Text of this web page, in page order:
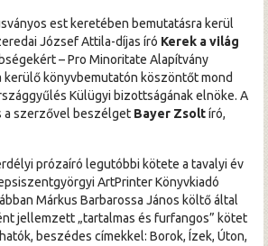
est keretében bemutatásra kerül
József Attila-díjas író Kerek a világ
– Pro Minoritate Alapítvány
könyvbemutatón köszöntőt mond
Külügyi bizottságának elnöke. A
a szerzővel beszélget Bayer Zsoltíró,
prózaíró legutóbbi kötete a tavalyi év
ArtPrinter Könyvkiadó
Márkus Barbarossa János költő által
jellemzett „tartalmas és furfangos” kötet
beszédes címekkel: Borok, Ízek, Úton,